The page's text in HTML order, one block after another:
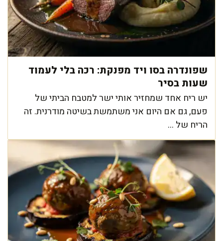
שפונדרה בסו ויד מפנקת: רכה בלי לעמוד
שעות בסיר
יש ריח אחד שמחזיר אותי ישר למטבח הביתי של
פעם, גם אם היום אני משתמשת בשיטה מודרנית. זה
הריח של ...